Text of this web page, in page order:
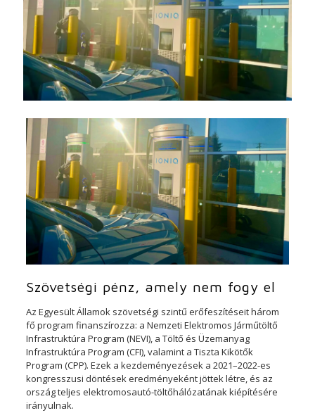
Szövetségi pénz, amely nem fogy el
Az Egyesült Államok szövetségi szintű erőfeszítéseit három
fő program finanszírozza: a Nemzeti Elektromos Járműtöltő
Infrastruktúra Program (NEVI), a Töltő és Üzemanyag
Infrastruktúra Program (CFI), valamint a Tiszta Kikötők
Program (CPP). Ezek a kezdeményezések a 2021–2022-es
kongresszusi döntések eredményeként jöttek létre, és az
ország teljes elektromosautó-töltőhálózatának kiépítésére
irányulnak.